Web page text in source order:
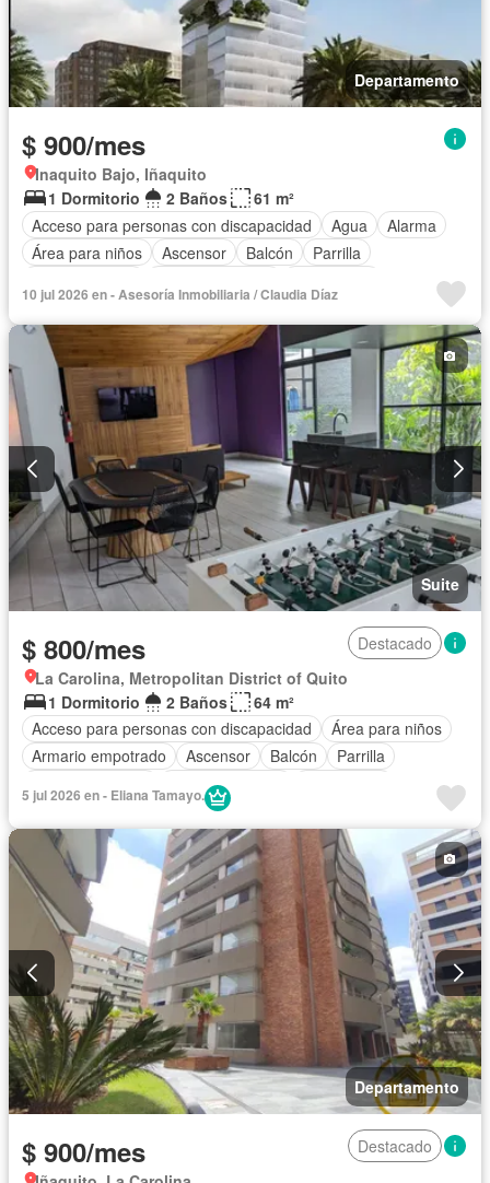
Departamento
$ 900/mes
Inaquito Bajo, Iñaquito
1 Dormitorio
2 Baños
61 m²
Acceso para personas con discapacidad
Agua
Alarma
Área para niños
Ascensor Balcón
Parrilla
Estacionamiento
Gas natural
Gimnasio
Garita de guardianía
Piscina Conserje
Sauna
Seguridad
Terraza
Vista panorámica
Completamente amoblado
10 jul 2026 en - Asesoría Inmobiliaria / Claudia Díaz
Suite
$ 800/mes
Destacado
La Carolina, Metropolitan District of Quito
1 Dormitorio
2 Baños
64 m²
Acceso para personas con discapacidad
Área para niños
Armario empotrado
Ascensor Balcón
Parrilla
Estacionamiento
Gimnasio
Garita de guardianía
Terraza
Vista panorámica Completamente amoblado
5 jul 2026 en - Eliana Tamayo.
Departamento
$ 900/mes
Destacado